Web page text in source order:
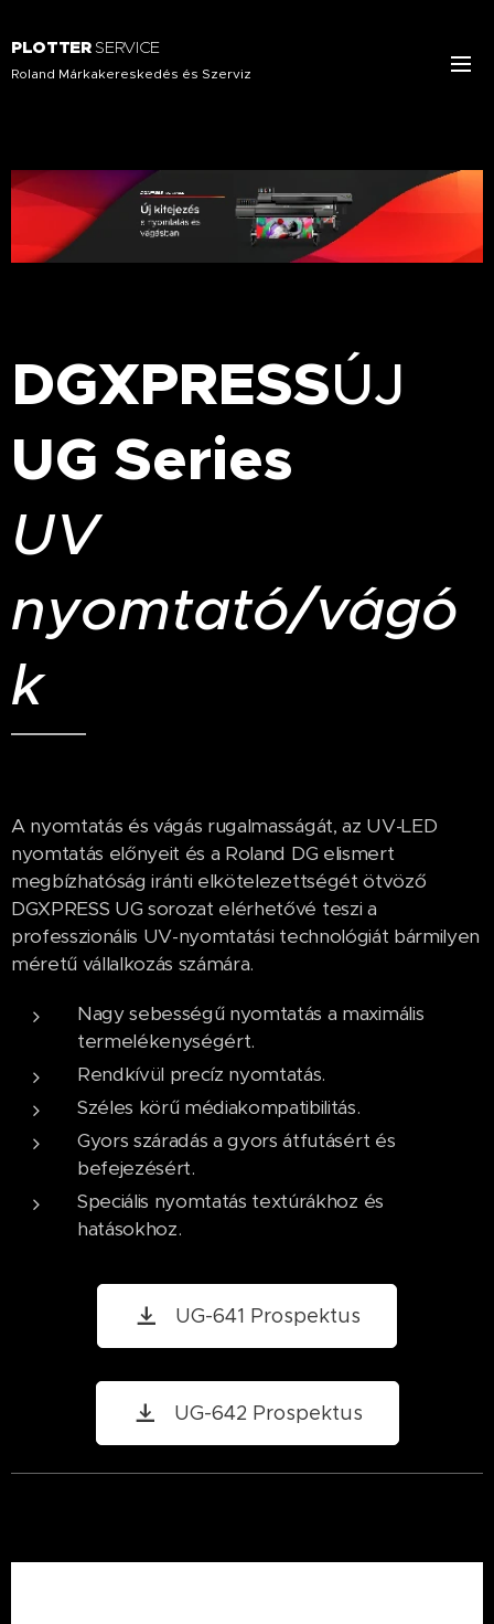
PLOTTERSERVICE
Roland Márkakereskedés és Szerviz
DGXPRESSÚJ
UG Series
UV
nyomtató/vágó
k
A nyomtatás és vágás rugalmasságát, az UV-LED
nyomtatás előnyeit és a Roland DG elismert
megbízhatóság iránti elkötelezettségét ötvöző
DGXPRESS UG sorozat elérhetővé teszi a
professzionális UV-nyomtatási technológiát bármilyen
méretű vállalkozás számára.
Nagy sebességű nyomtatás a maximális
termelékenységért.
Rendkívül precíz nyomtatás.
Széles körű médiakompatibilitás.
Gyors száradás a gyors átfutásért és
befejezésért.
Speciális nyomtatás textúrákhoz és
hatásokhoz.
UG-641 Prospektus
UG-642 Prospektus